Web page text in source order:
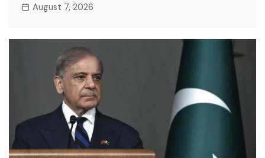
August 7, 2026